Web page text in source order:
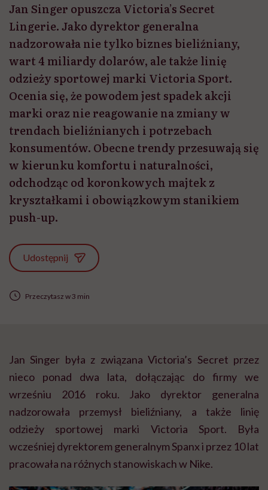
Jan Singer opuszcza Victoria’s Secret
Lingerie. Jako dyrektor generalna
nadzorowała nie tylko biznes bieliźniany,
wart 4 miliardy dolarów, ale także linię
odzieży sportowej marki Victoria Sport.
Ocenia się, że powodem jest spadek akcji
marki oraz nie reagowanie na zmiany w
trendach bieliźnianych i potrzebach
konsumentów. Obecne trendy przesuwają się
w kierunku komfortu i naturalności,
odchodząc od koronkowych majtek z
kryształkami i obowiązkowym stanikiem
push-up.
Udostępnij
Przeczytasz w 3 min
Jan Singer była z związana Victoria’s Secret przez
nieco ponad dwa lata, dołączając do firmy we
wrześniu 2016 roku. Jako dyrektor generalna
nadzorowała przemysł bieliźniany, a także linię
odzieży sportowej marki Victoria Sport. Była
wcześniej dyrektorem generalnym Spanx i przez 10 lat
pracowała na różnych stanowiskach w Nike.